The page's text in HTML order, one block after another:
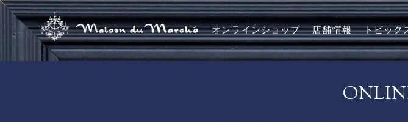
オンラインショップ 店舗情報 トピック